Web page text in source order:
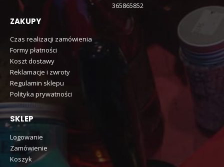
365865852
ZAKUPY
Czas realizacji zamówienia
Formy płatności
Koszt dostawy
Reklamacje i zwroty
Regulamin sklepu
Polityka prywatności
SKLEP
Logowanie
Zamówienie
Koszyk